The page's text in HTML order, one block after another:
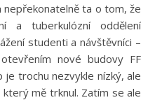
ta o tom, že
a tuberkulózní oddělení
studenti a návštěvníci –
nové budovy FF
trochu nezvykle nízký, ale
mě trknul. Zatím se ale